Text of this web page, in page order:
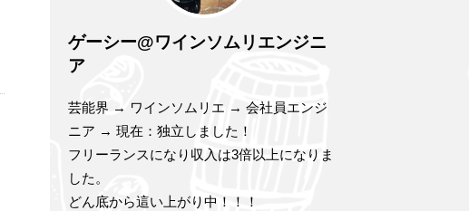
ゲーシー@ワインソムリエンジニ
ア
芸能界 → ワインソムリエ → 会社員エンジ
ニア → 現在：独立しました！
フリーランスになり収入は3倍以上になりま
した。
どん底から這い上がり中！！！